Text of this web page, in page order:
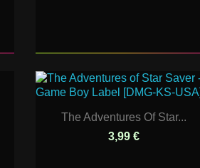
The Adventures Of Star...
3,99 €